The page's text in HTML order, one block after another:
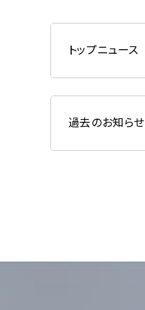
トップニュース
過去のお知らせ